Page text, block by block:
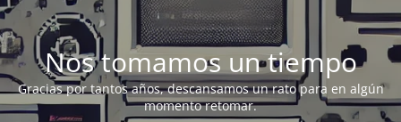
Nos tomamos un tiempo
Gracias por tantos años, descansamos un rato para en algún
momento retomar.